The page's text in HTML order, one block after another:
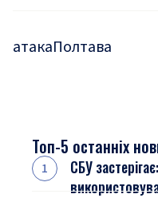
атакаПолтава
Топ-5 останніх
СБУ